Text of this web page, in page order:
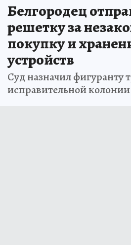
Белгородец
решетку за
покупку и
устройств
Суд назначил фигуранту
исправительной